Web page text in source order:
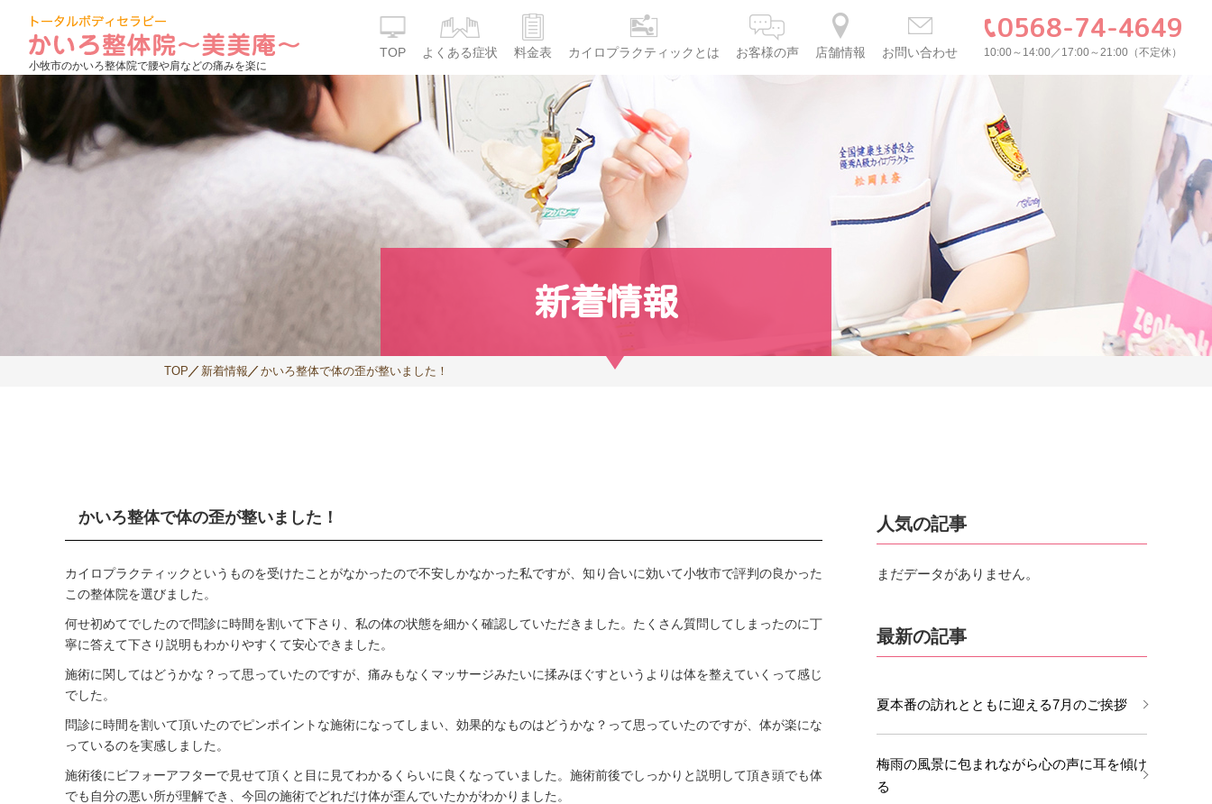
小牧市のかいろ整体院で腰や肩などの痛みを楽に
TOP よくある症状 料金表 カイロプラクティックとは お客様の声 店舗情報 お問い合わせ
0568-74-4649
10:00～14:00／17:00～21:00（不定休）
新着情報
TOP 新着情報 かいろ整体で体の歪が整いました！
かいろ整体で体の歪が整いました！
カイロプラクティックというものを受けたことがなかったので不安しかなかった私ですが、知り合いに効いて小牧市で評判の良かった
この整体院を選びました。
何せ初めてでしたので問診に時間を割いて下さり、私の体の状態を細かく確認していただきました。たくさん質問してしまったのに丁
寧に答えて下さり説明もわかりやすくて安心できました。
施術に関してはどうかな？って思っていたのですが、痛みもなくマッサージみたいに揉みほぐすというよりは体を整えていくって感じ
でした。
問診に時間を割いて頂いたのでピンポイントな施術になってしまい、効果的なものはどうかな？って思っていたのですが、体が楽にな
っているのを実感しました。
施術後にビフォーアフターで見せて頂くと目に見てわかるくらいに良くなっていました。施術前後でしっかりと説明して頂き頭でも体
でも自分の悪い所が理解でき、今回の施術でどれだけ体が歪んでいたかがわかりました。
人気の記事
まだデータがありません。
最新の記事
夏本番の訪れとともに迎える7月のご挨拶
梅雨の風景に包まれながら心の声に耳を傾け
る